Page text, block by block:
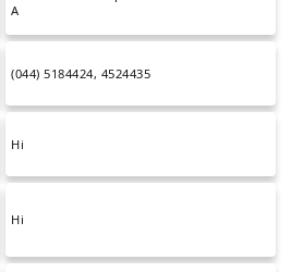
А
(044) 5184424, 4524435
Ні
Ні